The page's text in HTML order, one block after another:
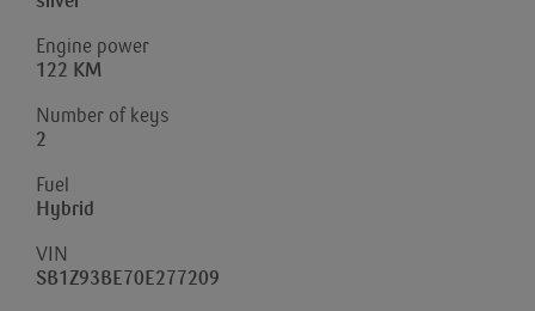
Engine power
122 KM
Number of keys
2
Fuel
Hybrid
VIN
SB1Z93BE70E277209